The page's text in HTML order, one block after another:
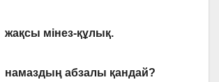
жақсы мінез-құлық.
намаздың абзалы қандай?